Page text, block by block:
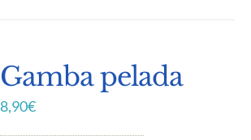
Gamba pelada
8,90€